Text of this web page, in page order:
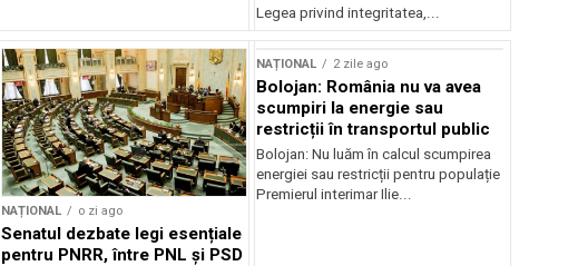
Legea privind integritatea,...
NAȚIONAL o zi ago
Senatul dezbate legi esențiale
pentru PNRR, între PNL și PSD
NAȚIONAL 2 zile ago
Bolojan: România nu va avea
scumpiri la energie sau
restricții în transportul public
Bolojan: Nu luăm în calcul scumpirea
energiei sau restricții pentru populație
Premierul interimar Ilie...